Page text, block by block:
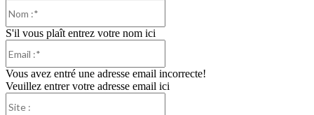
S'il vous plaît entrez votre nom ici
Vous avez entré une adresse email incorrecte!
Veuillez entrer votre adresse email ici